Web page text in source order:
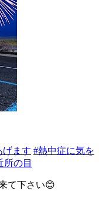
げます #熱中症に気を
所の目
て下さい😊